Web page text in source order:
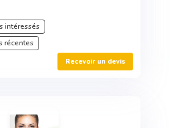
intéressés
récentes
Recevoir un devis